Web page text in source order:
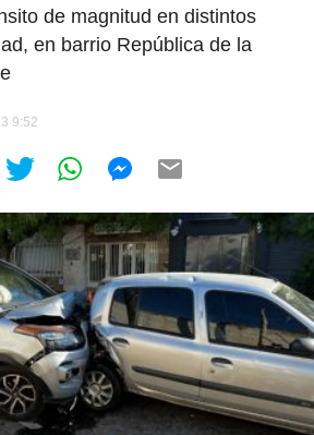
de magnitud en distintos
en barrio República de la
9:52